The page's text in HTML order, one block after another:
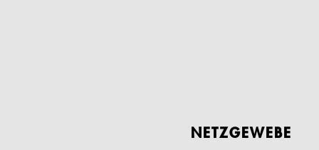
NETZGEWEBE